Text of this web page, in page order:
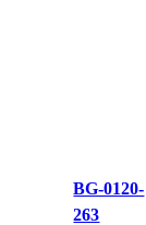
BG-0120-
263